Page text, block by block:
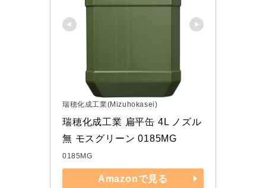
瑞穂化成工業(Mizuhokasei)
瑞穂化成工業 扁平缶 4L ノズル
無 モスグリーン 0185MG
0185MG
Amazonで見る